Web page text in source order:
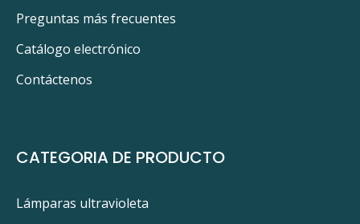
Preguntas más frecuentes
Catálogo electrónico
Contáctenos
CATEGORIA DE PRODUCTO
Lámparas ultravioleta